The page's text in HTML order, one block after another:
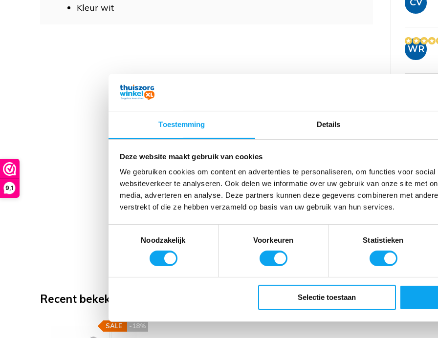
Toestemming Details
Deze website maakt gebruik van cookies
We gebruiken cookies om content en advertenties te personaliseren, om functies voor social
websiteverkeer te analyseren. Ook delen we informatie over uw gebruik van onze site met
media, adverteren en analyse. Deze partners kunnen deze gegevens combineren met
verstrekt of die ze hebben verzameld op basis van uw gebruik van hun services.
Noodzakelijk
Voorkeuren Statistieken
Selectie toestaan
9,1
Kleur wit
CV
WR
54,99
Recent bekeken
-18%
SALE